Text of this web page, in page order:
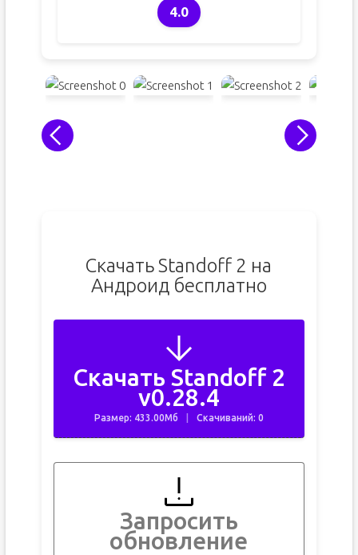
4.0
Скачать Standoff 2 на
Андроид бесплатно
Скачать Standoff 2
v0.28.4
Размер: 433.00Мб Скачиваний: 0
Запросить
обновление